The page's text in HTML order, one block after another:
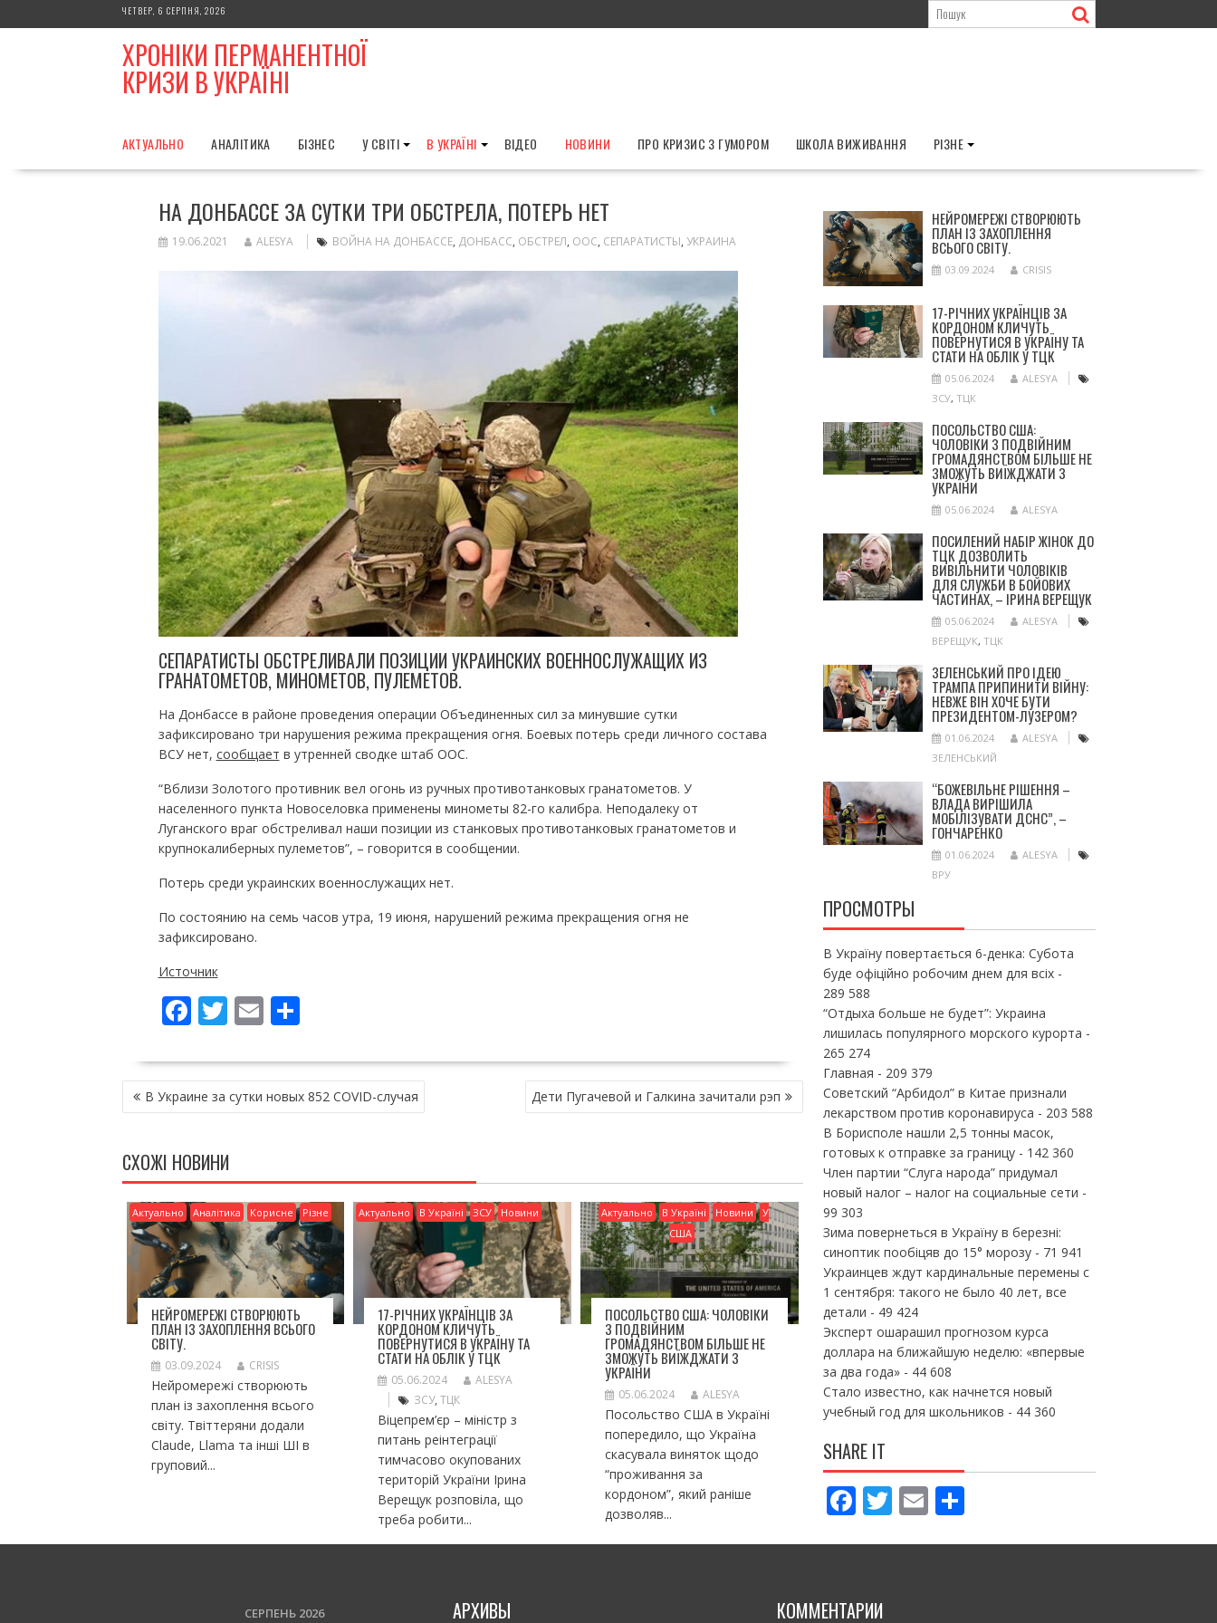
to
ЧЕТВЕР, 6 СЕРПНЯ, 2026
ХРОНІКИ ПЕРМАНЕНТНОЇ
КРИЗИ В УКРАЇНІ
АКТУАЛЬНО АНАЛІТИКА БІЗНЕС У СВІТІ В УКРАЇНІ ВІДЕО НОВИНИ ПРО КРИЗИС З ГУМОРОМ ШКОЛА ВИЖИВАННЯ РІЗНЕ
НА ДОНБАССЕ ЗА СУТКИ ТРИ ОБСТРЕЛА, ПОТЕРЬ НЕТ
19.06.2021 ALESYA ВОЙНА НА ДОНБАССЕ, ДОНБАСС, ОБСТРЕЛ, ООС, СЕПАРАТИСТЫ, УКРАИНА
СЕПАРАТИСТЫ ОБСТРЕЛИВАЛИ ПОЗИЦИИ УКРАИНСКИХ ВОЕННОСЛУЖАЩИХ ИЗ
ГРАНАТОМЕТОВ, МИНОМЕТОВ, ПУЛЕМЕТОВ.
На Донбассе в районе проведения операции Объединенных сил за минувшие сутки
зафиксировано три нарушения режима прекращения огня. Боевых потерь среди личного состава
ВСУ нет, сообщает в утренней сводке штаб ООС.
“Вблизи Золотого противник вел огонь из ручных противотанковых гранатометов. У
населенного пункта Новоселовка применены минометы 82-го калибра. Неподалеку от
Луганского враг обстреливал наши позиции из станковых противотанковых гранатометов и
крупнокалиберных пулеметов”, – говорится в сообщении.
Потерь среди украинских военнослужащих нет.
По состоянию на семь часов утра, 19 июня, нарушений режима прекращения огня не
зафиксировано.
Источник
F
e
b
o
o
k
T
itt
er
E
ai
l
П
ді
л
и
и
ся
НАВІГАЦІЯ
ЗАПИСІВ
В Украине за сутки новых 852 COVID-случая Дети Пугачевой и Галкина зачитали рэп
СХОЖІ НОВИНИ
Актуально Аналітика Корисне Різне
НЕЙРОМЕРЕЖІ СТВОРЮЮТЬ
ПЛАН ІЗ ЗАХОПЛЕННЯ ВСЬОГО
СВІТУ.
03.09.2024 CRISIS
Нейромережі створюють
план із захоплення всього
світу. Твіттеряни додали
Claude, Llama та інші ШІ в
груповий...
Актуально В Україні ЗСУ Новини
17-РІЧНИХ УКРАЇНЦІВ ЗА
КОРДОНОМ КЛИЧУТЬ
ПОВЕРНУТИСЯ В УКРАЇНУ ТА
СТАТИ НА ОБЛІК У ТЦК
05.06.2024
ALESYA
ЗСУ,ТЦК
Віцепрем’єр – міністр з
питань реінтеграції
тимчасово окупованих
територій України Ірина
Верещук розповіла, що
треба робити...
Актуально В Україні Новини
У
США
ПОСОЛЬСТВО США: ЧОЛОВІКИ
З ПОДВІЙНИМ
ГРОМАДЯНСТВОМ БІЛЬШЕ НЕ
ЗМОЖУТЬ ВИЇЖДЖАТИ З
УКРАЇНИ
05.06.2024 ALESYA
Посольство США в Україні
попередило, що Україна
скасувала виняток щодо
“проживання за
кордоном”, який раніше
дозволяв...
НЕЙРОМЕРЕЖІ СТВОРЮЮТЬ
ПЛАН ІЗ ЗАХОПЛЕННЯ
ВСЬОГО СВІТУ.
03.09.2024 CRISIS
17-РІЧНИХ УКРАЇНЦІВ ЗА
КОРДОНОМ КЛИЧУТЬ
ПОВЕРНУТИСЯ В УКРАЇНУ ТА
СТАТИ НА ОБЛІК У ТЦК
05.06.2024
ALESYA
ЗСУ, ТЦК
ПОСОЛЬСТВО США:
ЧОЛОВІКИ З ПОДВІЙНИМ
ГРОМАДЯНСТВОМ БІЛЬШЕ НЕ
ЗМОЖУТЬ ВИЇЖДЖАТИ З
УКРАЇНИ
05.06.2024 ALESYA
ПОСИЛЕНИЙ НАБІР ЖІНОК ДО
ТЦК ДОЗВОЛИТЬ
ВИВІЛЬНИТИ ЧОЛОВІКІВ
ДЛЯ СЛУЖБИ В БОЙОВИХ
ЧАСТИНАХ, – ІРИНА ВЕРЕЩУК
05.06.2024
ALESYA
ВЕРЕЩУК, ТЦК
ЗЕЛЕНСЬКИЙ ПРО ІДЕЮ
ТРАМПА ПРИПИНИТИ ВІЙНУ:
НЕВЖЕ ВІН ХОЧЕ БУТИ
ПРЕЗИДЕНТОМ-ЛУЗЕРОМ?
01.06.2024
ALESYA
ЗЕЛЕНСЬКИЙ
“БОЖЕВІЛЬНЕ РІШЕННЯ –
ВЛАДА ВИРІШИЛА
МОБІЛІЗУВАТИ ДСНС”, –
ГОНЧАРЕНКО
01.06.2024
ALESYA
ВРУ
ПРОСМОТРЫ
В Україну повертається 6-денка: Субота
буде офіційно робочим днем для всіх-
289 588
“Отдыха больше не будет”: Украина
лишилась популярного морского курорта -
265 274
Главная - 209 379
Советский “Арбидол” в Китае признали
лекарством против коронавируса - 203 588
В Борисполе нашли 2,5 тонны масок,
готовых к отправке за границу- 142 360
Член партии “Слуга народа” придумал
новый налог – налог на социальные сети -
99 303
Зима повернеться в Україну в березні:
синоптик пообіцяв до 15° морозу- 71 941
Украинцев ждут кардинальные перемены с
1 сентября: такого не было 40 лет, все
детали - 49 424
Эксперт ошарашил прогнозом курса
доллара на ближайшую неделю: «впервые
за два года»- 44 608
Стало известно, как начнется новый
учебный год для школьников - 44 360
SHARE IT
F T E П
СЕРПЕНЬ 2026 АРХИВЫ КОММЕНТАРИИ